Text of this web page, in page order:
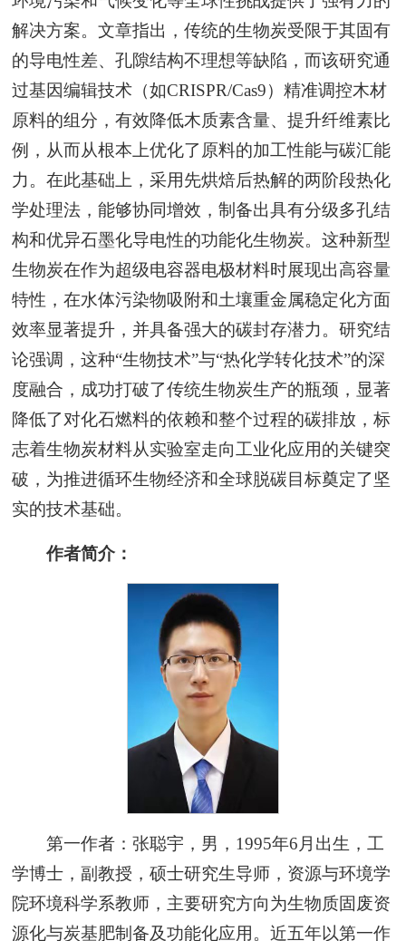
解决方案。文章指出，传统的生物炭受限于其固有
的导电性差、孔隙结构不理想等缺陷，而该研究通
过基因编辑技术（如CRISPR/Cas9）精准调控木材
原料的组分，有效降低木质素含量、提升纤维素比
例，从而从根本上优化了原料的加工性能与碳汇能
力。在此基础上，采用先烘焙后热解的两阶段热化
学处理法，能够协同增效，制备出具有分级多孔结
构和优异石墨化导电性的功能化生物炭。这种新型
生物炭在作为超级电容器电极材料时展现出高容量
特性，在水体污染物吸附和土壤重金属稳定化方面
效率显著提升，并具备强大的碳封存潜力。研究结
论强调，这种“生物技术”与“热化学转化技术”的深
度融合，成功打破了传统生物炭生产的瓶颈，显著
降低了对化石燃料的依赖和整个过程的碳排放，标
志着生物炭材料从实验室走向工业化应用的关键突
破，为推进循环生物经济和全球脱碳目标奠定了坚
实的技术基础。
作者简介：
第一作者：张聪宇，男，1995年6月出生，工
学博士，副教授，硕士研究生导师，资源与环境学
院环境科学系教师，主要研究方向为生物质固废资
源化与炭基肥制备及功能化应用。近五年以第一作